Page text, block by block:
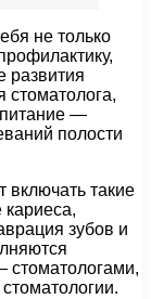
не только
развития
питание —
полости
включать такие
кариеса,
зубов и